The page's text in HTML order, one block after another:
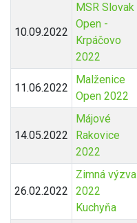
10.09.2022
MSR Slovak
Open -
Krpáčovo
2022
11.06.2022
Malženice
Open 2022
14.05.2022
Májové
Rakovice
2022
26.02.2022
Zimná výzva
2022
Kuchyňa